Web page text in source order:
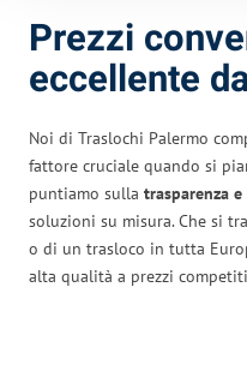
Prezzi
eccellente
Noi di Traslochi Palermo
fattore cruciale quando si
puntiamo sulla trasparenza
soluzioni su misura. Che si
o di un trasloco in tutta
alta qualità a prezzi